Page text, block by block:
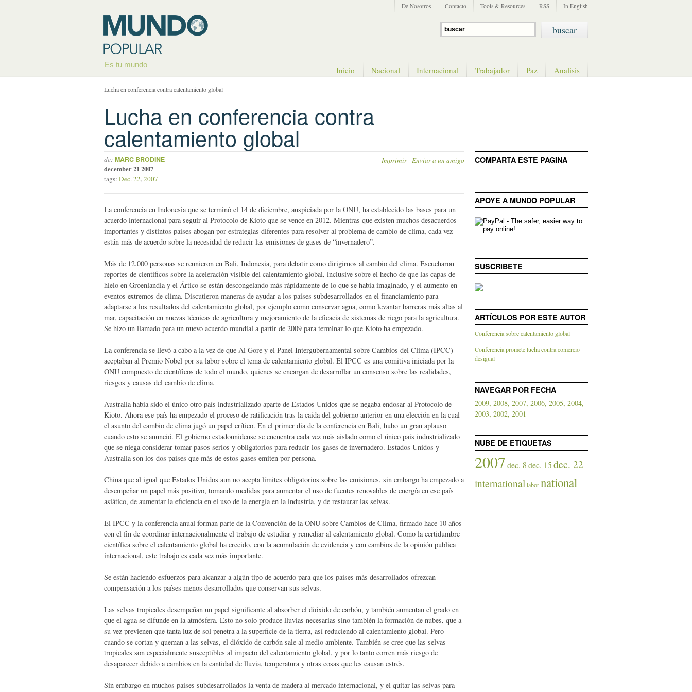
Es tu mundo
De Nosotros Contacto Tools & Resources RSS In English
Inicio Nacional Internacional Trabajador Paz Analisis
Lucha en conferencia contra calentamiento global
Lucha en conferencia contra
calentamiento global
Imprimir Enviar a un amigo
de: MARC BRODINE
december 21 2007
tags: Dec. 22,2007
La conferencia en Indonesia que se terminó el 14 de diciembre, auspiciada por la ONU, ha establecido las bases para un
acuerdo internacional para seguir al Protocolo de Kioto que se vence en 2012. Mientras que existen muchos desacuerdos
importantes y distintos países abogan por estrategias diferentes para resolver al problema de cambio de clima, cada vez
están más de acuerdo sobre la necesidad de reducir las emisiones de gases de “invernadero”.
Más de 12.000 personas se reunieron en Bali, Indonesia, para debatir como dirigirnos al cambio del clima. Escucharon
reportes de científicos sobre la aceleración visible del calentamiento global, inclusive sobre el hecho de que las capas de
hielo en Groenlandia y el Ártico se están descongelando más rápidamente de lo que se había imaginado, y el aumento en
eventos extremos de clima. Discutieron maneras de ayudar a los países subdesarrollados en el financiamiento para
adaptarse a los resultados del calentamiento global, por ejemplo como conservar agua, como levantar barreras más altas al
mar, capacitación en nuevas técnicas de agricultura y mejoramiento de la eficacia de sistemas de riego para la agricultura.
Se hizo un llamado para un nuevo acuerdo mundial a partir de 2009 para terminar lo que Kioto ha empezado.
La conferencia se llevó a cabo a la vez de que Al Gore y el Panel Intergubernamental sobre Cambios del Clima (IPCC)
aceptaban al Premio Nobel por su labor sobre el tema de calentamiento global. El IPCC es una comitiva iniciada por la
ONU compuesto de científicos de todo el mundo, quienes se encargan de desarrollar un consenso sobre las realidades,
riesgos y causas del cambio de clima.
Australia había sido el único otro país industrializado aparte de Estados Unidos que se negaba endosar al Protocolo de
Kioto. Ahora ese país ha empezado el proceso de ratificación tras la caída del gobierno anterior en una elección en la cual
el asunto del cambio de clima jugó un papel crítico. En el primer día de la conferencia en Bali, hubo un gran aplauso
cuando esto se anunció. El gobierno estadounidense se encuentra cada vez más aislado como el único país industrializado
que se niega considerar tomar pasos serios y obligatorios para reducir los gases de invernadero. Estados Unidos y
Australia son los dos países que más de estos gases emiten por persona.
China que al igual que Estados Unidos aun no acepta límites obligatorios sobre las emisiones, sin embargo ha empezado a
desempeñar un papel más positivo, tomando medidas para aumentar el uso de fuentes renovables de energía en ese país
asiático, de aumentar la eficiencia en el uso de la energía en la industria, y de restaurar las selvas.
El IPCC y la conferencia anual forman parte de la Convención de la ONU sobre Cambios de Clima, firmado hace 10 años
con el fin de coordinar internacionalmente el trabajo de estudiar y remediar al calentamiento global. Como la certidumbre
científica sobre el calentamiento global ha crecido, con la acumulación de evidencia y con cambios de la opinión publica
internacional, este trabajo es cada vez más importante.
Se están haciendo esfuerzos para alcanzar a algún tipo de acuerdo para que los países más desarrollados ofrezcan
compensación a los países menos desarrollados que conservan sus selvas.
Las selvas tropicales desempeñan un papel significante al absorber el dióxido de carbón, y también aumentan el grado en
que el agua se difunde en la atmósfera. Esto no solo produce lluvias necesarias sino también la formación de nubes, que a
su vez previenen que tanta luz de sol penetra a la superficie de la tierra, así reduciendo al calentamiento global. Pero
cuando se cortan y queman a las selvas, el dióxido de carbón sale al medio ambiente. También se cree que las selvas
tropicales son especialmente susceptibles al impacto del calentamiento global, y por lo tanto corren más riesgo de
desaparecer debido a cambios en la cantidad de lluvia, temperatura y otras cosas que les causan estrés.
Sin embargo en muchos países subdesarrollados la venta de madera al mercado internacional, y el quitar las selvas para
COMPARTA ESTE PAGINA
APOYE A MUNDO POPULAR
SUSCRIBETE
ARTÍCULOS POR ESTE AUTOR
Conferencia sobre calentamiento global
Conferencia promete lucha contra comercio
desigual
NAVEGAR POR FECHA
2009, 2008, 2007, 2006, 2005, 2004,
2003, 2002, 2001
NUBE DE ETIQUETAS
2007 dec. 8 dec. 15 dec. 22
internationallabornational